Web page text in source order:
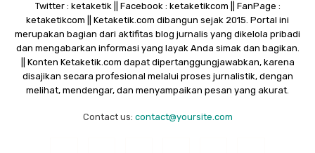
Twitter : ketaketik || Facebook : ketaketikcom || FanPage :
ketaketikcom || Ketaketik.com dibangun sejak 2015. Portal ini
merupakan bagian dari aktifitas blog jurnalis yang dikelola pribadi
dan mengabarkan informasi yang layak Anda simak dan bagikan.
|| Konten Ketaketik.com dapat dipertanggungjawabkan, karena
disajikan secara profesional melalui proses jurnalistik, dengan
melihat, mendengar, dan menyampaikan pesan yang akurat.
Contact us: contact@yoursite.com